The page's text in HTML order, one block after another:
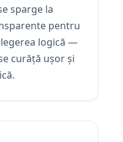
sparge la
pentru
logică —
curăță ușor și